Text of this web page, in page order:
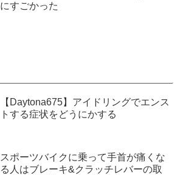
にすごかった
【Daytona675】アイドリングでエンス
トする症状をどうにかする
スポーツバイクに乗って手首が痛くな
る人はブレーキ&クラッチレバーの取